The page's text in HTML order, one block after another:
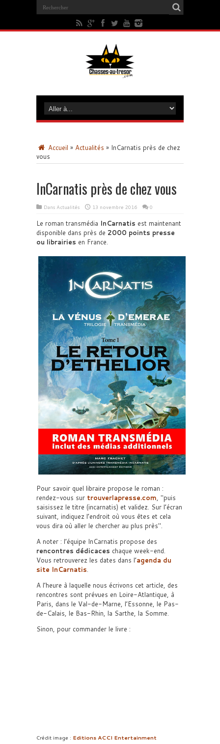
Accueil » Actualités » InCarnatis près de chez
vous
InCarnatis près de chez vous
Dans Actualités 13 novembre 2016 0
Le roman transmédia InCarnatis est maintenant
disponible dans près de 2000 points presse
ou librairies en France.
Pour savoir quel libraire propose le roman :
rendez-vous sur trouverlapresse.com,
puis
saisissez le titre (incarnatis) et validez. Sur l’écran
suivant, indiquez l’endroit où vous êtes et cela
vous dira où aller le chercher au plus près .
A noter : l’équipe InCarnatis propose des
rencontres dédicaces chaque week-end.
Vous retrouverez les dates dans l’agenda du
site InCarnatis.
A l’heure à laquelle nous écrivons cet article, des
rencontres sont prévues en Loire-Atlantique, à
Paris, dans le Val-de-Marne, l’Essonne, le Pas-
de-Calais, le Bas-Rhin, la Sarthe, la Somme.
Sinon, pour commander le livre :
Crédit image : Editions ACCI Entertainment